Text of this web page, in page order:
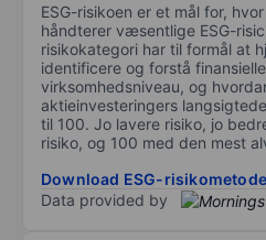
ESG-risikoen er et mål for,
håndterer væsentlige ESG-
risikokategori har til formål at
identificere og forstå
virksomhedsniveau, og
aktieinvesteringers
til 100. Jo lavere risiko, jo
risiko, og 100 med den mest
Download ESG-risikometode
Data provided by